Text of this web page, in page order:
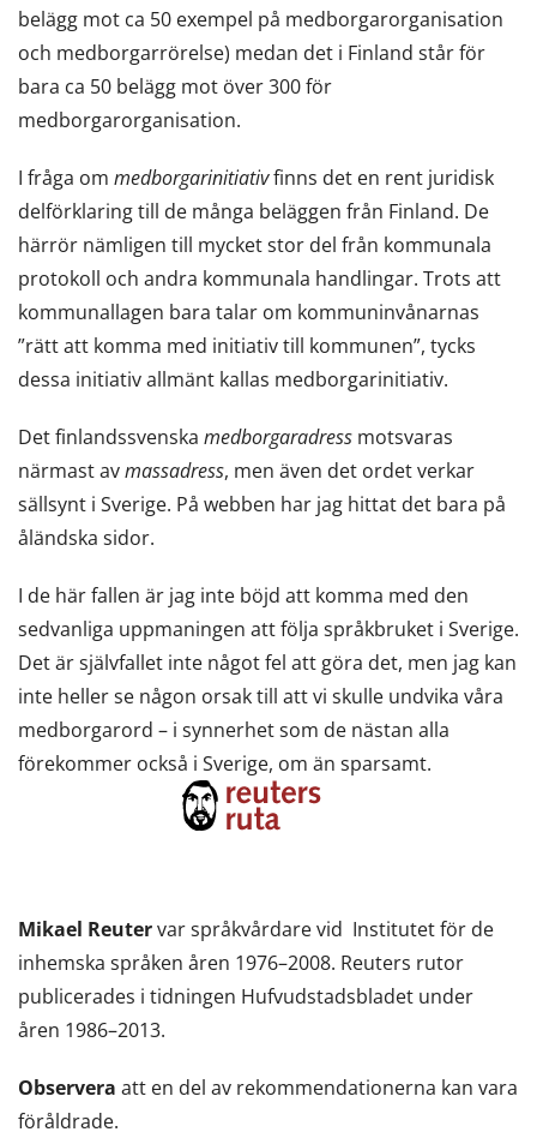
belägg mot ca 50 exempel på medborgarorganisation
och medborgarrörelse) medan det i Finland står för
bara ca 50 belägg mot över 300 för
medborgarorganisation.
I fråga om medborgarinitiativfinns det en rent juridisk
delförklaring till de många beläggen från Finland. De
härrör nämligen till mycket stor del från kommunala
protokoll och andra kommunala handlingar. Trots att
kommunallagen bara talar om kommuninvånarnas
”rätt att komma med initiativ till kommunen”, tycks
dessa initiativ allmänt kallas medborgarinitiativ.
Det finlandssvenska medborgaradress motsvaras
närmast avmassadress, men även det ordet verkar
sällsynt i Sverige. På webben har jag hittat det bara på
åländska sidor.
I de här fallen är jag inte böjd att komma med den
sedvanliga uppmaningen att följa språkbruket i Sverige.
Det är självfallet inte något fel att göra det, men jag kan
inte heller se någon orsak till att vi skulle undvika våra
medborgarord – i synnerhet som de nästan alla
förekommer också i Sverige, om än sparsamt.
Mikael Reutervar språkvårdare vid Institutet för de
inhemska språken åren 1976–2008. Reuters rutor
publicerades i tidningen Hufvudstadsbladet under
åren 1986–2013.
Observera att en del av rekommendationerna kan vara
föråldrade.